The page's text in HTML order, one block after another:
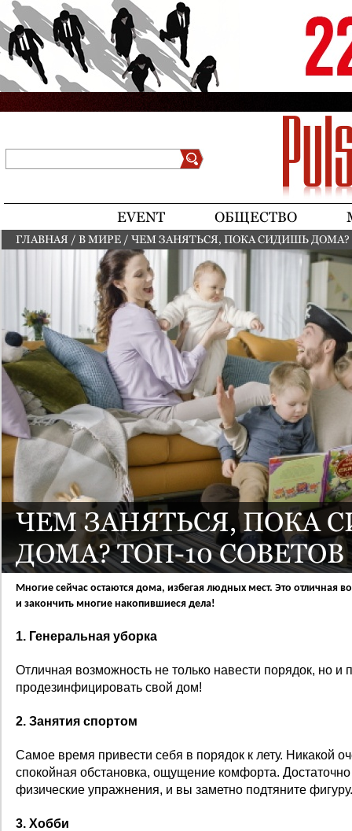
Jump to navigation
EVENT ОБЩЕСТВО
ВЫ ЗДЕСЬ
ГЛАВНАЯ / В МИРЕ / ЧЕМ ЗАНЯТЬСЯ, ПОКА СИДИШЬ ДОМА?
ЧЕМ ЗАНЯТЬСЯ, ПОКА
ДОМА? ТОП-10 СОВЕТОВ
Многие сейчас остаются дома, избегая людных мест. Это отличная
и закончить многие накопившиеся дела!
1. Генеральная уборка
Отличная возможность не только навести порядок, но и
продезинфицировать свой дом!
2. Занятия спортом
Самое время привести себя в порядок к лету. Никакой
спокойная обстановка, ощущение комфорта. Достаточно
физические упражнения, и вы заметно подтяните фигуру.
3. Хобби